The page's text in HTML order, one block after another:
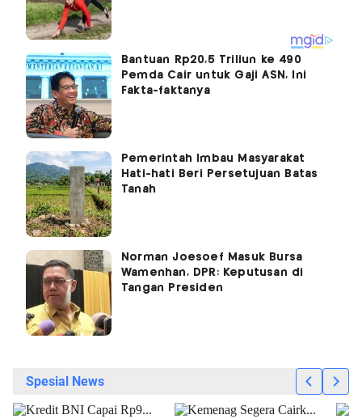
Bantuan Rp20,5 Triliun ke 490
Pemda Cair untuk Gaji ASN, Ini
Fakta-faktanya
Pemerintah Imbau Masyarakat
Hati-hati Beri Persetujuan Batas
Tanah
Norman Joesoef Masuk Bursa
Wamenhan, DPR: Keputusan di
Tangan Presiden